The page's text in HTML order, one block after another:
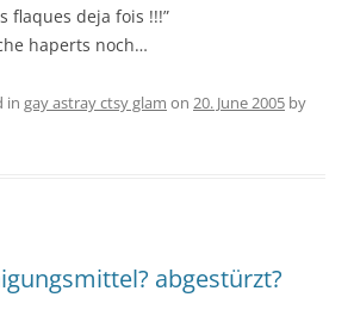
flaques deja fois !!!”
haperts noch…
in gay astray ctsy glam on 20. June 2005 by
abgestürzt?